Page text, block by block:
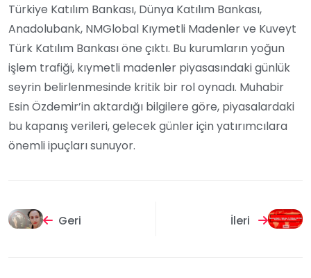
Türkiye Katılım Bankası, Dünya Katılım Bankası,
Anadolubank, NMGlobal Kıymetli Madenler ve Kuveyt
Türk Katılım Bankası öne çıktı. Bu kurumların yoğun
işlem trafiği, kıymetli madenler piyasasındaki günlük
seyrin belirlenmesinde kritik bir rol oynadı. Muhabir
Esin Özdemir’in aktardığı bilgilere göre, piyasalardaki
bu kapanış verileri, gelecek günler için yatırımcılara
önemli ipuçları sunuyor.
Geri İleri